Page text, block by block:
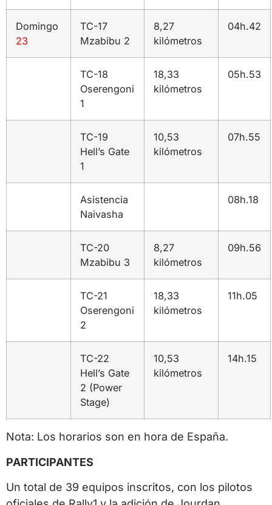
Domingo
23
TC-17
Mzabibu 2
8,27
kilómetros
04h.42
TC-18
Oserengoni
1
18,33
kilómetros
05h.53
TC-19
Hell’s Gate
1
10,53
kilómetros
07h.55
Asistencia
Naivasha
08h.18
TC-20
Mzabibu 3
8,27
kilómetros
09h.56
TC-21
Oserengoni
2
18,33
kilómetros
11h.05
TC-22
Hell’s Gate
2 (Power
Stage)
10,53
kilómetros
14h.15
Nota: Los horarios son en hora de España.
PARTICIPANTES
Un total de 39 equipos inscritos, con los pilotos